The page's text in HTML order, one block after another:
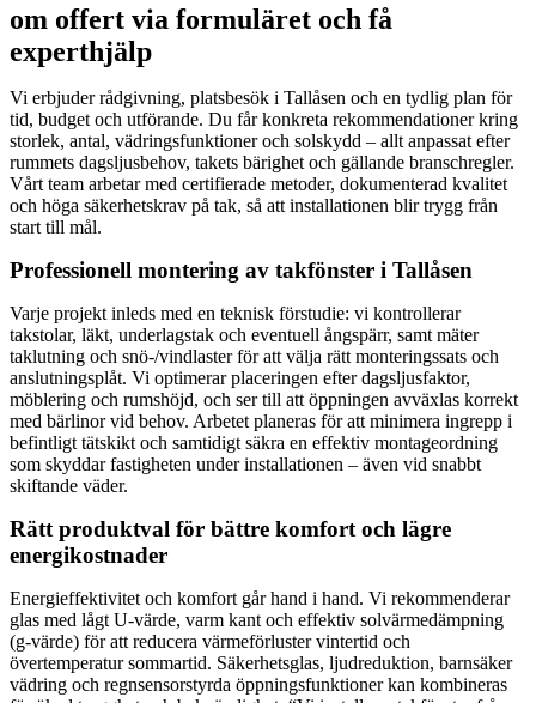
om offert via formuläret och få
experthjälp
Vi erbjuder rådgivning, platsbesök i Tallåsen och en tydlig plan för
tid, budget och utförande. Du får konkreta rekommendationer kring
storlek, antal, vädringsfunktioner och solskydd – allt anpassat efter
rummets dagsljusbehov, takets bärighet och gällande branschregler.
Vårt team arbetar med certifierade metoder, dokumenterad kvalitet
och höga säkerhetskrav på tak, så att installationen blir trygg från
start till mål.
Professionell montering av takfönster i Tallåsen
Varje projekt inleds med en teknisk förstudie: vi kontrollerar
takstolar, läkt, underlagstak och eventuell ångspärr, samt mäter
taklutning och snö-/vindlaster för att välja rätt monteringssats och
anslutningsplåt. Vi optimerar placeringen efter dagsljusfaktor,
möblering och rumshöjd, och ser till att öppningen avväxlas korrekt
med bärlinor vid behov. Arbetet planeras för att minimera ingrepp i
befintligt tätskikt och samtidigt säkra en effektiv montageordning
som skyddar fastigheten under installationen – även vid snabbt
skiftande väder.
Rätt produktval för bättre komfort och lägre
energikostnader
Energieffektivitet och komfort går hand i hand. Vi rekommenderar
glas med lågt U-värde, varm kant och effektiv solvärmedämpning
(g-värde) för att reducera värmeförluster vintertid och
övertemperatur sommartid. Säkerhetsglas, ljudreduktion, barnsäker
vädring och regnsensorstyrda öppningsfunktioner kan kombineras